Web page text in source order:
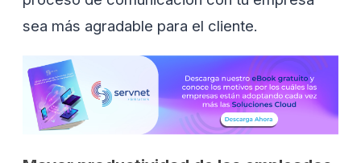
sea más agradable para el cliente.